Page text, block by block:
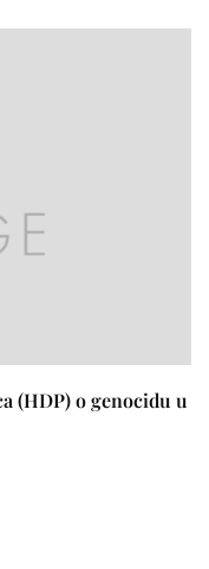
(HDP) o genocidu u